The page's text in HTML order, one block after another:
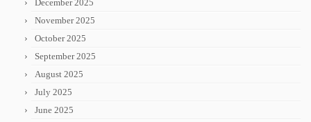
December 2025
November 2025
October 2025
September 2025
August 2025
July 2025
June 2025